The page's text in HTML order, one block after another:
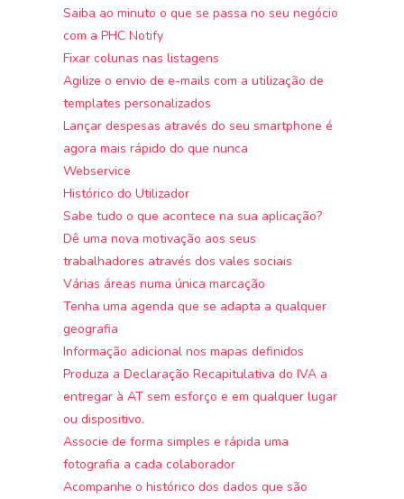
Saiba ao minuto o que se passa no seu negócio
com a PHC Notify
Fixar colunas nas listagens
Agilize o envio de e-mails com a utilização de
templates personalizados
Lançar despesas através do seu smartphone é
agora mais rápido do que nunca
Webservice
Histórico do Utilizador
Sabe tudo o que acontece na sua aplicação?
Dê uma nova motivação aos seus
trabalhadores através dos vales sociais
Várias áreas numa única marcação
Tenha uma agenda que se adapta a qualquer
geografia
Informação adicional nos mapas definidos
Produza a Declaração Recapitulativa do IVA a
entregar à AT sem esforço e em qualquer lugar
ou dispositivo.
Associe de forma simples e rápida uma
fotografia a cada colaborador
Acompanhe o histórico dos dados que são